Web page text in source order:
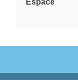
Espace